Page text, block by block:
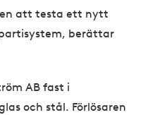
att testa ett nytt
berättar
AB fast i
och stål. Förlösaren